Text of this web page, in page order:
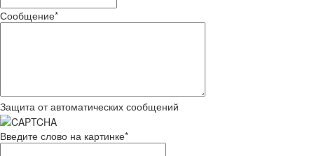
Сообщение*
Защита от автоматических сообщений
Введите слово на картинке*